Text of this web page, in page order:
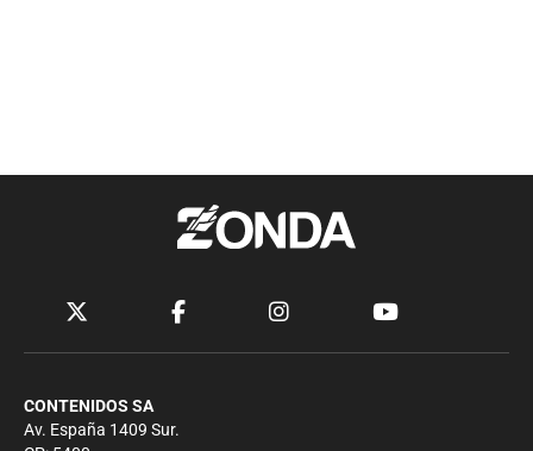
CONTENIDOS SA
Av. España 1409 Sur.